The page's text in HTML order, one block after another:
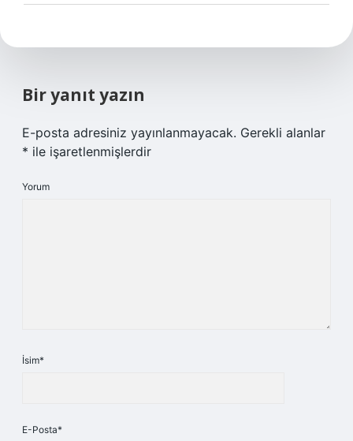
Bir yanıt yazın
E-posta adresiniz yayınlanmayacak. Gerekli alanlar
* ile işaretlenmişlerdir
Yorum
İsim*
E-Posta*